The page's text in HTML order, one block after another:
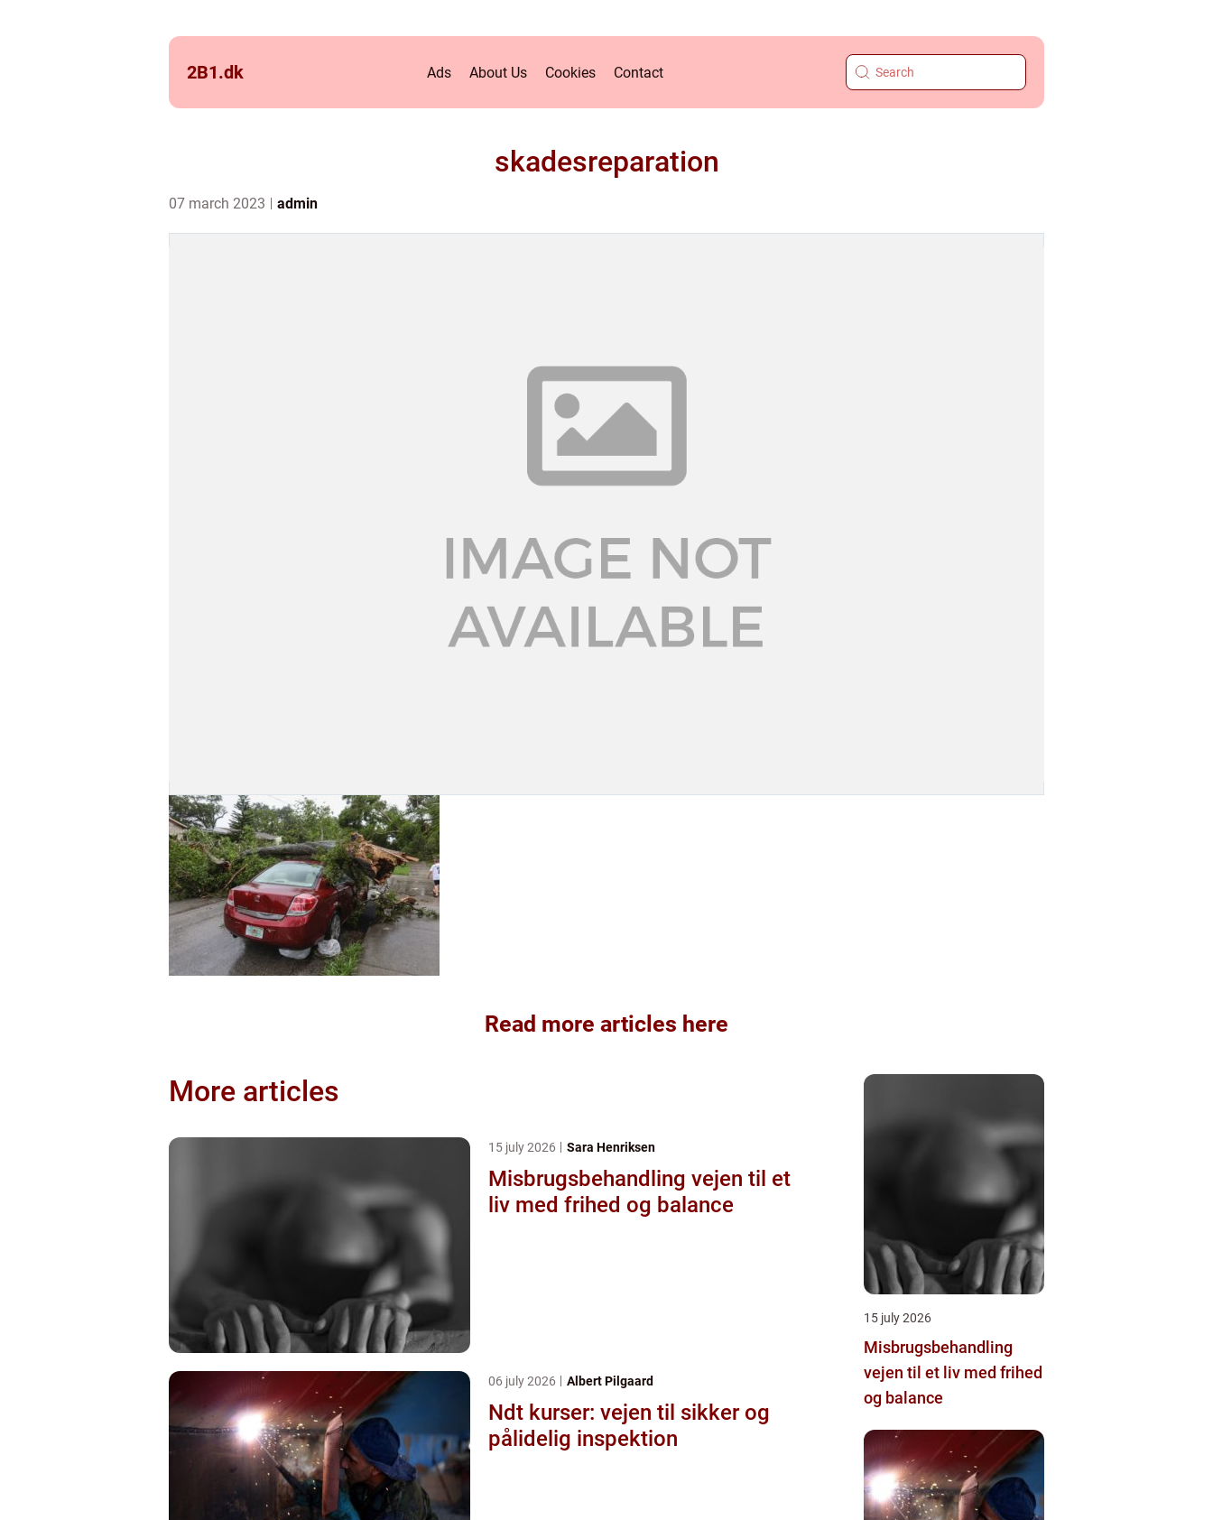
2B1.dk Ads About Us Cookies Contact
skadesreparation
07 march 2023 admin
Read more articles here
More articles
15 july 2026 Sara Henriksen
Misbrugsbehandling vejen til et
liv med frihed og balance
06 july 2026 Albert Pilgaard
Ndt kurser: vejen til sikker og
pålidelig inspektion
15 july 2026
Misbrugsbehandling
vejen til et liv med frihed
og balance